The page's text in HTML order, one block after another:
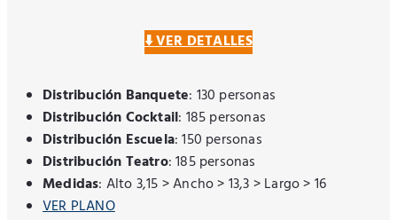
⬇️ VER DETALLES
Distribución Banquete: 130 personas
Distribución Cocktail: 185 personas
Distribución Escuela: 150 personas
Distribución Teatro: 185 personas
Medidas: Alto 3,15 > Ancho > 13,3 > Largo > 16
VER PLANO